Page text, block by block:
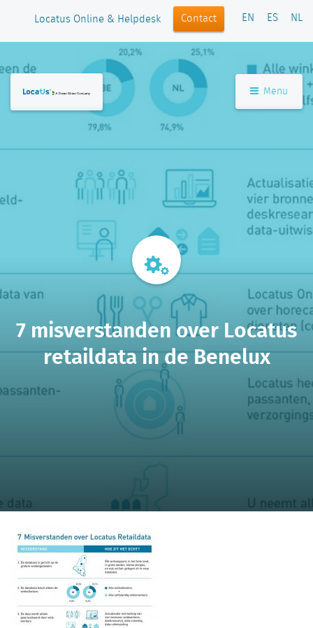
Locatus Online & Helpdesk Contact EN ES NL
Menu
7 misverstanden over Locatus
retaildata in de Benelux